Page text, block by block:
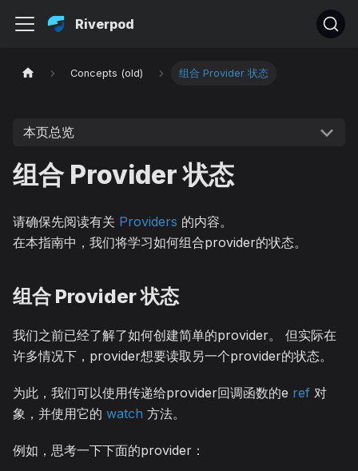
Riverpod
Concepts (old) 组合 Provider 状态
本页总览
组合 Provider 状态
请确保先阅读有关 Providers 的内容。
在本指南中，我们将学习如何组合provider的状态。
组合 Provider 状态
我们之前已经了解了如何创建简单的provider。 但实际在
许多情况下，provider想要读取另一个provider的状态。
为此，我们可以使用传递给provider回调函数的e ref 对
象，并使用它的 watch 方法。
例如，思考一下下面的provider：